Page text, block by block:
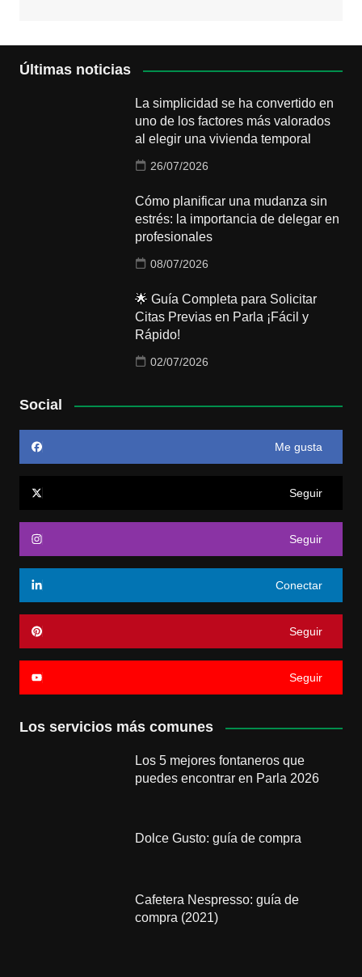
Últimas noticias
La simplicidad se ha convertido en
uno de los factores más valorados
al elegir una vivienda temporal
26/07/2026
Cómo planificar una mudanza sin
estrés: la importancia de delegar en
profesionales
08/07/2026
🌟 Guía Completa para Solicitar
Citas Previas en Parla ¡Fácil y
Rápido!
02/07/2026
Social
Me gusta
Seguir
Seguir
Conectar
Seguir
Seguir
Los servicios más comunes
Los 5 mejores fontaneros que
puedes encontrar en Parla 2026
Dolce Gusto: guía de compra
Cafetera Nespresso: guía de
compra (2021)